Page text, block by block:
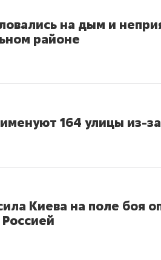
на дым и
районе
164 улицы из-
Киева на поле боя